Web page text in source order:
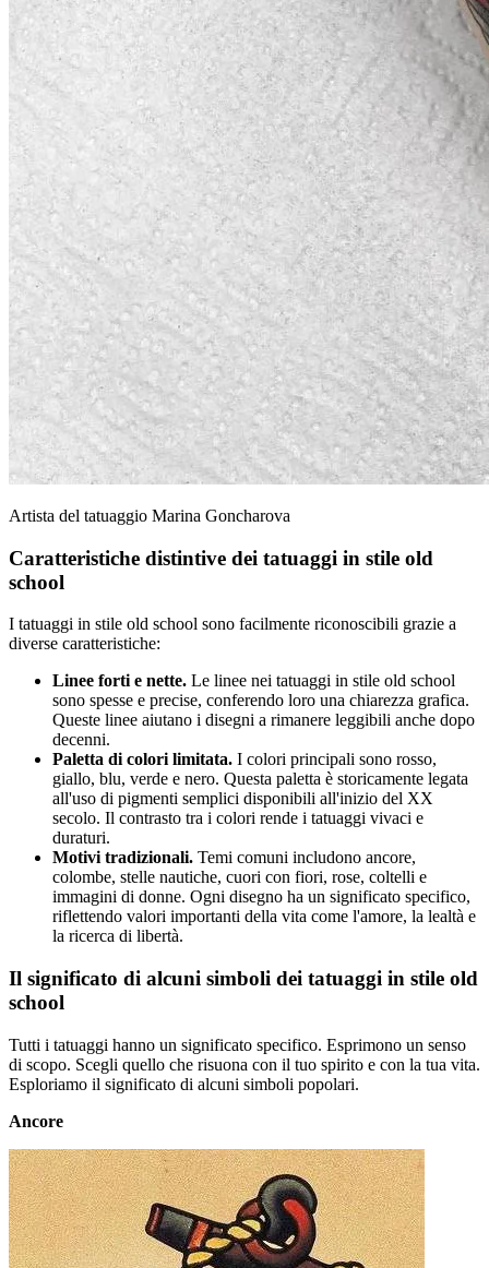
Artista del tatuaggio Marina Goncharova
Caratteristiche distintive dei tatuaggi in stile old
school
I tatuaggi in stile old school sono facilmente riconoscibili grazie a
diverse caratteristiche:
Linee forti e nette. Le linee nei tatuaggi in stile old school
sono spesse e precise, conferendo loro una chiarezza grafica.
Queste linee aiutano i disegni a rimanere leggibili anche dopo
decenni.
Paletta di colori limitata. I colori principali sono rosso,
giallo, blu, verde e nero. Questa paletta è storicamente legata
all'uso di pigmenti semplici disponibili all'inizio del XX
secolo. Il contrasto tra i colori rende i tatuaggi vivaci e
duraturi.
Motivi tradizionali. Temi comuni includono ancore,
colombe, stelle nautiche, cuori con fiori, rose, coltelli e
immagini di donne. Ogni disegno ha un significato specifico,
riflettendo valori importanti della vita come l'amore, la lealtà e
la ricerca di libertà.
Il significato di alcuni simboli dei tatuaggi in stile old
school
Tutti i tatuaggi hanno un significato specifico. Esprimono un senso
di scopo. Scegli quello che risuona con il tuo spirito e con la tua vita.
Esploriamo il significato di alcuni simboli popolari.
Ancore